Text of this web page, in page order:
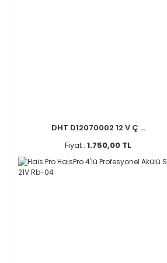
DHT D12070002 12 V Ç ...
Fiyat : 1.750,00 TL